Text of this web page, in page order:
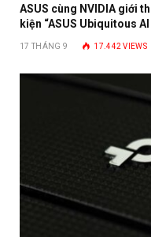
ASUS cùng NVIDIA giới
kiện “ASUS Ubiquitous
17 THÁNG 9 17.442VIEWS